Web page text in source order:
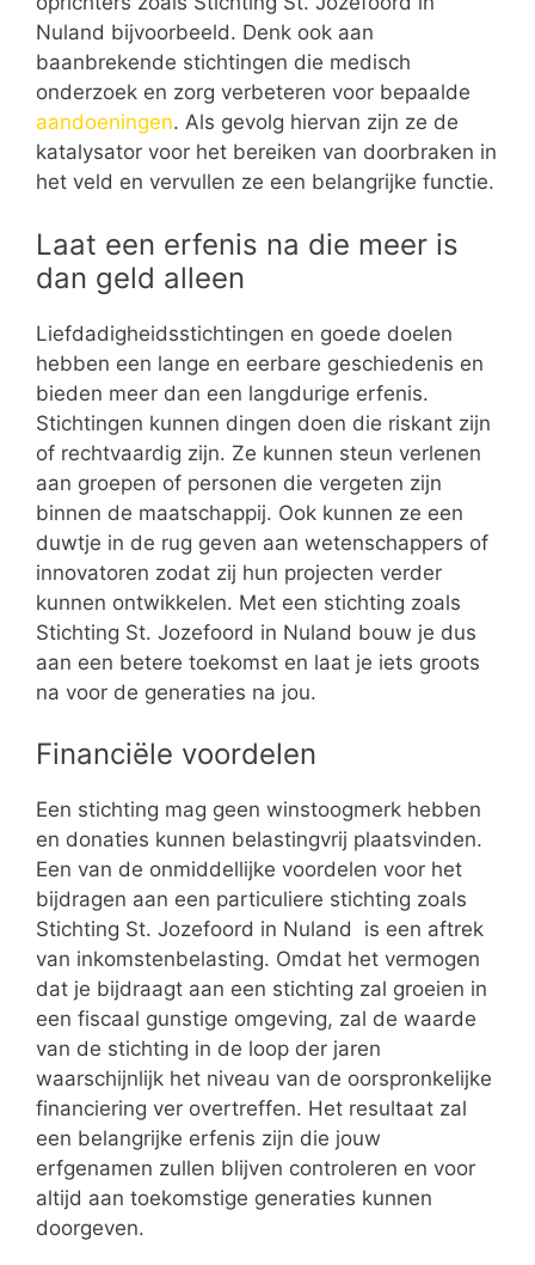
Nuland bijvoorbeeld. Denk ook aan
baanbrekende stichtingen die medisch
onderzoek en zorg verbeteren voor bepaalde
aandoeningen. Als gevolg hiervan zijn ze de
katalysator voor het bereiken van doorbraken in
het veld en vervullen ze een belangrijke functie.
Laat een erfenis na die meer is
dan geld alleen
Liefdadigheidsstichtingen en goede doelen
hebben een lange en eerbare geschiedenis en
bieden meer dan een langdurige erfenis.
Stichtingen kunnen dingen doen die riskant zijn
of rechtvaardig zijn. Ze kunnen steun verlenen
aan groepen of personen die vergeten zijn
binnen de maatschappij. Ook kunnen ze een
duwtje in de rug geven aan wetenschappers of
innovatoren zodat zij hun projecten verder
kunnen ontwikkelen. Met een stichting zoals
Stichting St. Jozefoord in Nuland bouw je dus
aan een betere toekomst en laat je iets groots
na voor de generaties na jou.
Financiële voordelen
Een stichting mag geen winstoogmerk hebben
en donaties kunnen belastingvrij plaatsvinden.
Een van de onmiddellijke voordelen voor het
bijdragen aan een particuliere stichting zoals
Stichting St. Jozefoord in Nuland is een aftrek
van inkomstenbelasting. Omdat het vermogen
dat je bijdraagt aan een stichting zal groeien in
een fiscaal gunstige omgeving, zal de waarde
van de stichting in de loop der jaren
waarschijnlijk het niveau van de oorspronkelijke
financiering ver overtreffen. Het resultaat zal
een belangrijke erfenis zijn die jouw
erfgenamen zullen blijven controleren en voor
altijd aan toekomstige generaties kunnen
doorgeven.